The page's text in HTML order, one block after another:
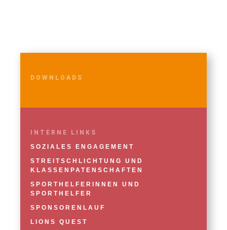
DOWNLOADS
INTERNE LINKS
SOZIALES ENGAGEMENT
STREITSCHLICHTUNG UND
KLASSENPATENSCHAFTEN
SPORTHELFERINNEN UND
SPORTHELFER
SPONSORENLAUF
LIONS QUEST